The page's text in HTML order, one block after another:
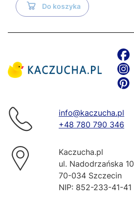
Do koszyka
info@kaczucha.pl
+48 780 790 346
Kaczucha.pl
ul. Nadodrzańska 10
70-034 Szczecin
NIP: 852-233-41-41